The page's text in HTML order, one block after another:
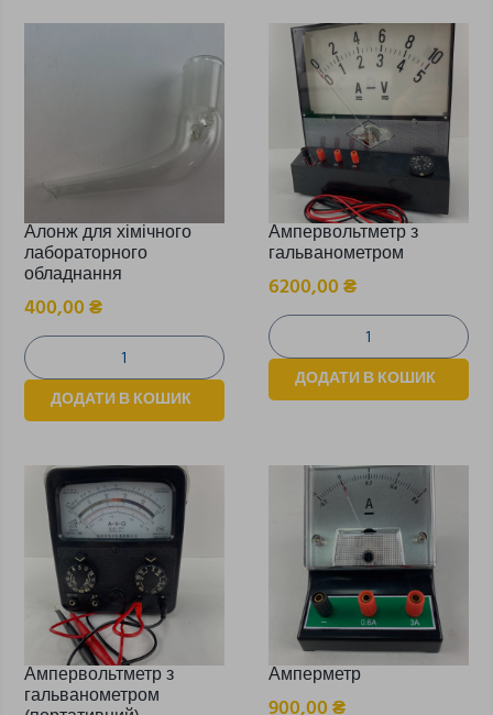
Алонж для хімічного
лабораторного
обладнання
400,00₴
ДОДАТИ В КОШИК
Ампервольтметр з
гальванометром
6200,00₴
ДОДАТИ В КОШИК
Ампервольтметр з
гальванометром
Амперметр